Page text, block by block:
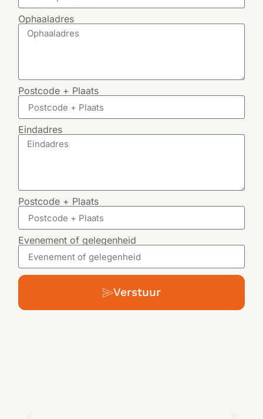
Ophaaladres
Postcode + Plaats
Eindadres
Postcode + Plaats
Evenement of gelegenheid
Verstuur